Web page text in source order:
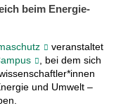
beim Energie-
veranstaltet
, bei dem sich
und Umwelt –